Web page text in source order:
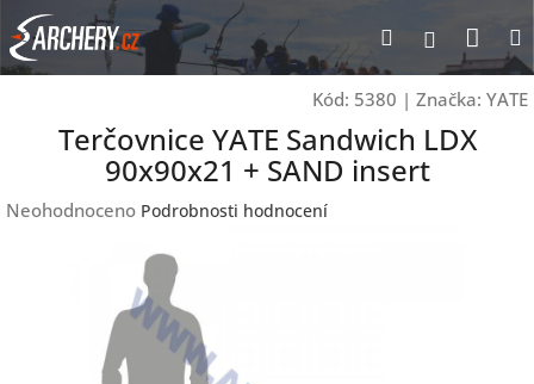
Přejít
na
obsah
Hledat
Kód: 5380 | Značka: YATE
Terčovnice YATE Sandwich LDX
90x90x21 + SAND insert
Průměrné
Neohodnoceno Podrobnosti hodnocení